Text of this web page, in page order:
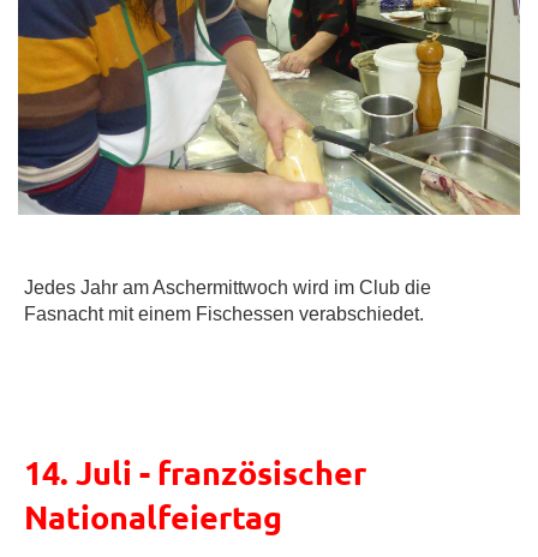
Jedes Jahr am Aschermittwoch wird im Club die
Fasnacht mit einem Fischessen verabschiedet.
14. Juli - französischer
Nationalfeiertag